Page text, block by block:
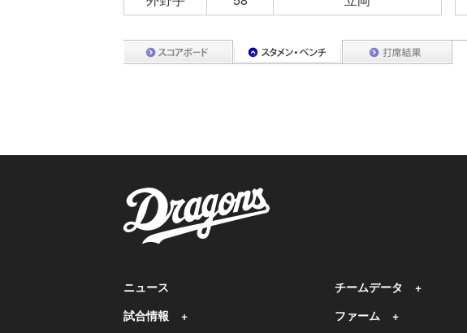
ニュース
試合情報
チームデータ
ファーム